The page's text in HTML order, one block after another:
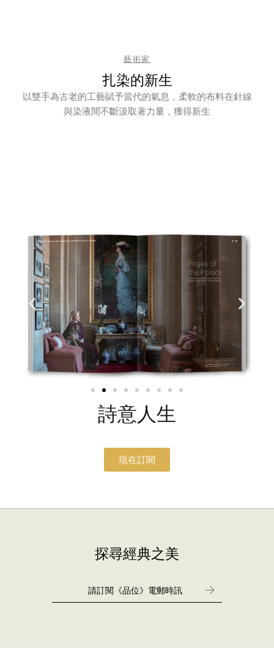
藝術家
扎染的新生
以雙手為古老的工藝賦予當代的氣息，柔軟的布料在針線
與染液間不斷汲取著力量，獲得新生
詩意人生
現在訂閱
探尋經典之美